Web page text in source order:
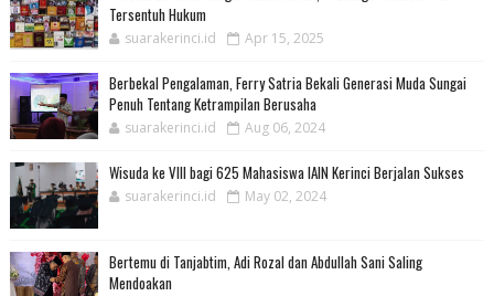
Tersentuh Hukum
suarakerinci.id Apr 15, 2025
Berbekal Pengalaman, Ferry Satria Bekali Generasi Muda Sungai
Penuh Tentang Ketrampilan Berusaha
suarakerinci.id Aug 06, 2024
Wisuda ke VIII bagi 625 Mahasiswa IAIN Kerinci Berjalan Sukses
suarakerinci.id May 02, 2024
Bertemu di Tanjabtim, Adi Rozal dan Abdullah Sani Saling
Mendoakan